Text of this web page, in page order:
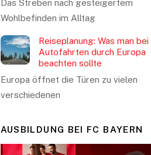
Das Streben nach gesteigertem
Wohlbefinden im Alltag
Reiseplanung: Was man bei
Autofahrten durch Europa
beachten sollte
Europa öffnet die Türen zu vielen
verschiedenen
AUSBILDUNG BEI FC BAYERN